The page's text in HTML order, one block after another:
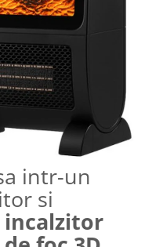
intr-un
si
incalzitor